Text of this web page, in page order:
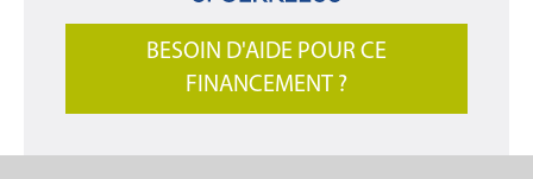
BESOIN D'AIDE POUR CE
FINANCEMENT ?